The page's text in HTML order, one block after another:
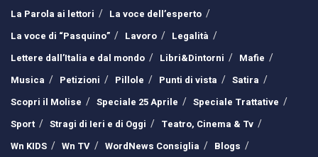
La Parola ai lettori
La voce dell’esperto
La voce di “Pasquino”
Lavoro
Legalità
Lettere dall’Italia e dal mondo
Libri&Dintorni
Mafie
Musica
Petizioni Pillole Punti di vista
Satira
Scopri il Molise
Speciale 25 Aprile
Speciale Trattative
Sport
Stragi di Ieri e di Oggi
Teatro, Cinema & Tv
Wn KIDS
Wn TV WordNews Consiglia Blogs